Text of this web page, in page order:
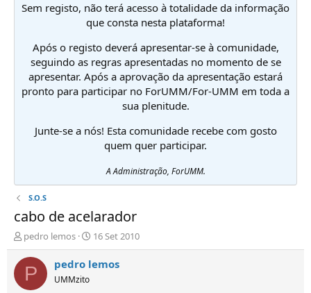
Sem registo, não terá acesso à totalidade da informação
que consta nesta plataforma!
Após o registo deverá apresentar-se à comunidade,
seguindo as regras apresentadas no momento de se
apresentar. Após a aprovação da apresentação estará
pronto para participar no ForUMM/For-UMM em toda a
sua plenitude.
Junte-se a nós! Esta comunidade recebe com gosto
quem quer participar.
A Administração, ForUMM.
S.O.S
cabo de acelarador
I
n
i
i
pedro lemos
D
a
t
16 Set 2010
P pedro lemos
UMMzito